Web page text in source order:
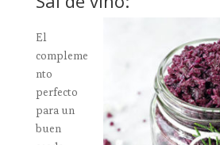
El
compleme
nto
perfecto
para un
buen